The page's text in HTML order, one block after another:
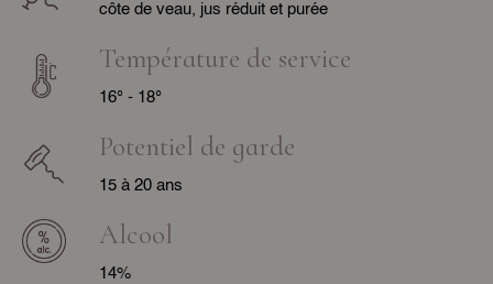
côte de veau, jus réduit et purée
Température de service
16° - 18°
Potentiel de garde
15 à 20 ans
Alcool
14%